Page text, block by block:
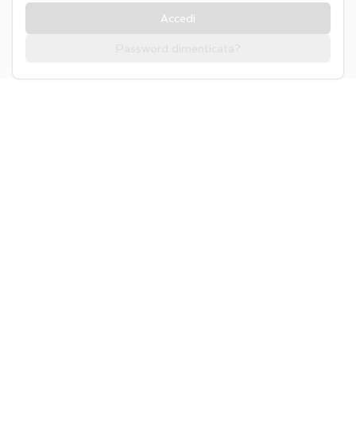
Accedi